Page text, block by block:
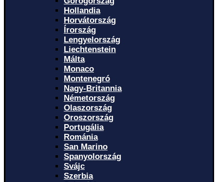
Hollandia
Horvátország
Írország
Lengyelország
Liechtenstein
Málta
Monaco
Montenegró
Nagy-Britannia
Németország
Olaszország
Oroszország
Portugália
Románia
San Marino
Spanyolország
Svájc
Szerbia